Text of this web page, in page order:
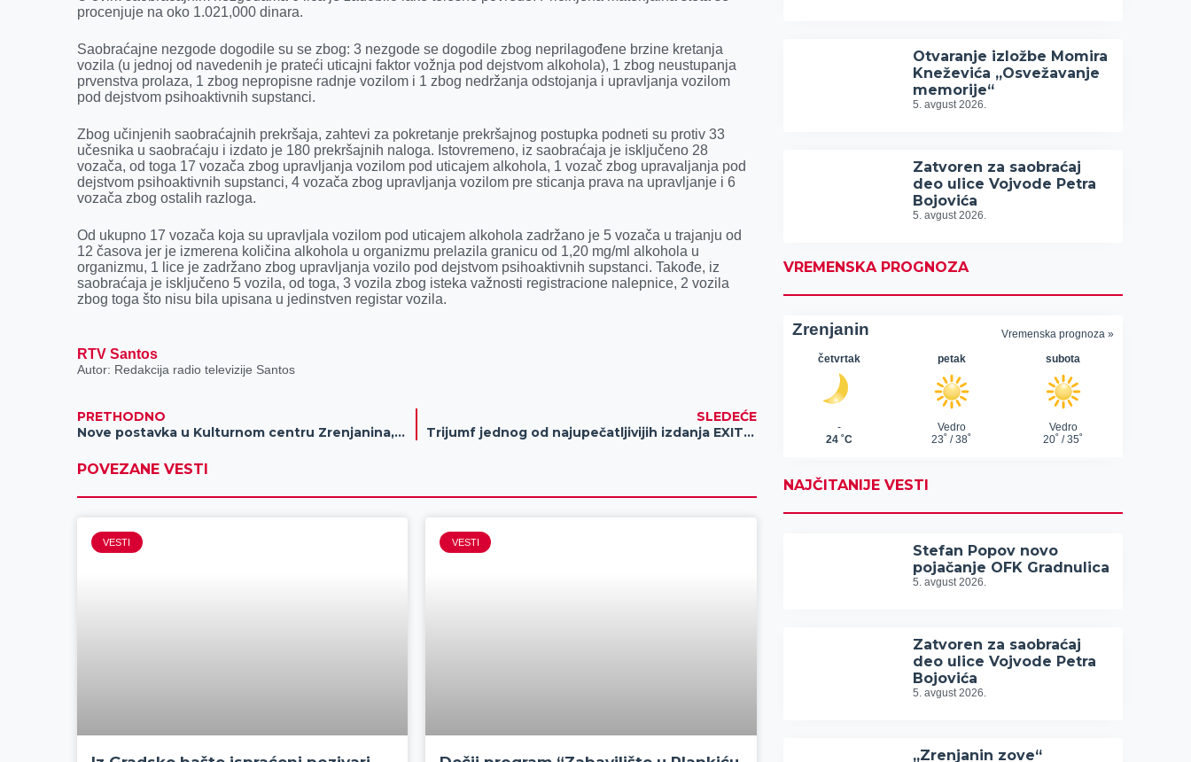
procenjuje na oko 1.021,000 dinara.
Saobraćajne nezgode dogodile su se zbog: 3 nezgode se dogodile zbog neprilagođene brzine kretanja
vozila (u jednoj od navedenih je prateći uticajni faktor vožnja pod dejstvom alkohola), 1 zbog neustupanja
prvenstva prolaza, 1 zbog nepropisne radnje vozilom i 1 zbog nedržanja odstojanja i upravljanja vozilom
pod dejstvom psihoaktivnih supstanci.
Zbog učinjenih saobraćajnih prekršaja, zahtevi za pokretanje prekršajnog postupka podneti su protiv 33
učesnika u saobraćaju i izdato je 180 prekršajnih naloga. Istovremeno, iz saobraćaja je isključeno 28
vozača, od toga 17 vozača zbog upravljanja vozilom pod uticajem alkohola, 1 vozač zbog upravaljanja pod
dejstvom psihoaktivnih supstanci, 4 vozača zbog upravljanja vozilom pre sticanja prava na upravljanje i 6
vozača zbog ostalih razloga.
Od ukupno 17 vozača koja su upravljala vozilom pod uticajem alkohola zadržano je 5 vozača u trajanju od
12 časova jer je izmerena količina alkohola u organizmu prelazila granicu od 1,20 mg/ml alkohola u
organizmu, 1 lice je zadržano zbog upravljanja vozilo pod dejstvom psihoaktivnih supstanci. Takođe, iz
saobraćaja je isključeno 5 vozila, od toga, 3 vozila zbog isteka važnosti registracione nalepnice, 2 vozila
zbog toga što nisu bila upisana u jedinstven registar vozila.
RTV Santos
Autor: Redakcija radio televizije Santos
PRETHODNO
Nove postavka u Kulturnom centru Zrenjanina, izložba skulptura Nenada Vacića „DEKONSTRUKCIJA KONSTRUKCIJE“ – Otvorena do 2. avgusta
SLEDEĆE
Trijumf jednog od najupečatljivijih izdanja EXIT festivala!
POVEZANE VESTI
VESTI VESTI
Otvaranje izložbe Momira
Kneževića „Osvežavanje
memorije“
5. avgust 2026.
Zatvoren za saobraćaj
deo ulice Vojvode Petra
Bojovića
5. avgust 2026.
VREMENSKA PROGNOZA
NAJČITANIJE VESTI
Stefan Popov novo
pojačanje OFK Gradnulica
5. avgust 2026.
Zatvoren za saobraćaj
deo ulice Vojvode Petra
Bojovića
5. avgust 2026.
„Zrenjanin zove“